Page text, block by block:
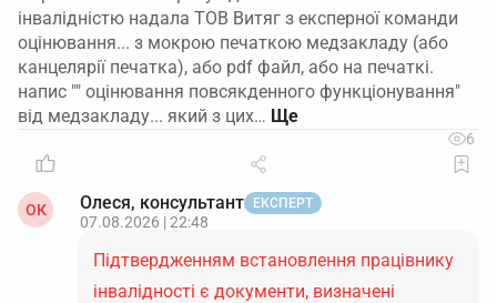
інвалідністю надала ТОВ Витяг з експерної команди
оцінювання... з мокрою печаткою медзакладу (або
канцелярії печатка), або pdf файл, або на печаткі.
напис "" оцінювання повсякденного функціонування"
від медзакладу... який з цих…
6
ОК Олеся, консультант ЕКСПЕРТ
07.08.2026 | 22:48
Підтвердженням встановлення працівнику
інвалідності є документи, визначені